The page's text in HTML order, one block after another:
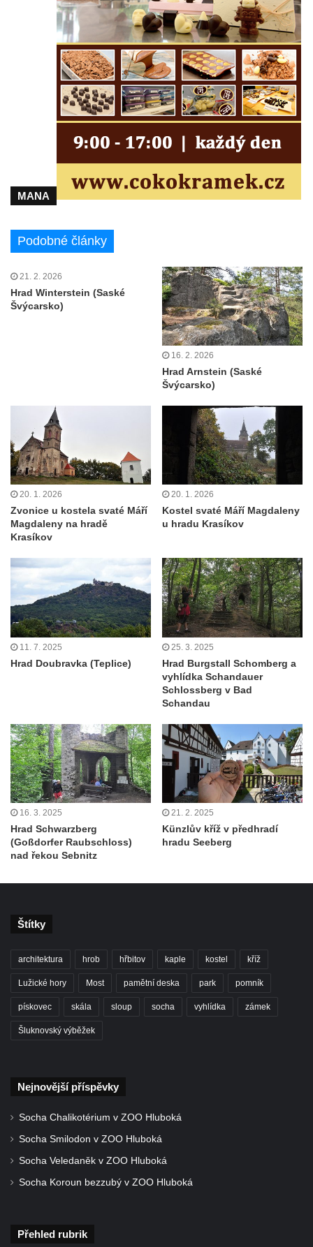
MANA
Podobné články
21. 2. 2026
Hrad Winterstein (Saské
Švýcarsko)
16. 2. 2026
Hrad Arnstein (Saské
Švýcarsko)
20. 1. 2026
Zvonice u kostela svaté Máří
Magdaleny na hradě
Krasíkov
20. 1. 2026
Kostel svaté Máří Magdaleny
u hradu Krasíkov
11. 7. 2025
Hrad Doubravka (Teplice)
25. 3. 2025
Hrad Burgstall Schomberg a
vyhlídka Schandauer
Schlossberg v Bad
Schandau
16. 3. 2025
Hrad Schwarzberg
(Goßdorfer Raubschloss)
nad řekou Sebnitz
21. 2. 2025
Künzlův kříž v předhradí
hradu Seeberg
Štítky
architektura hrob hřbitov kaple kostel kříž
Lužické hory Most pamětní deska park pomník
pískovec skála sloup socha vyhlídka zámek
Šluknovský výběžek
Nejnovější příspěvky
Socha Chalikotérium v ZOO Hluboká
Socha Smilodon v ZOO Hluboká
Socha Veledaněk v ZOO Hluboká
Socha Koroun bezzubý v ZOO Hluboká
Přehled rubrik